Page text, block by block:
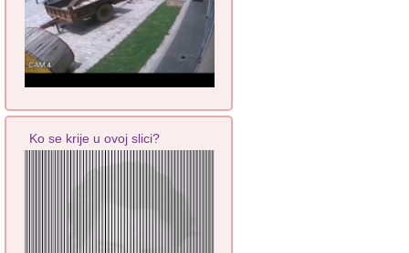
Ko se krije u ovoj slici?